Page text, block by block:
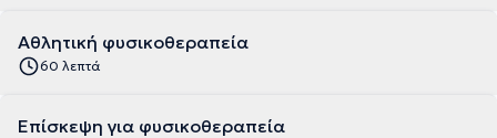
Αθλητική φυσικοθεραπεία
60 λεπτά
Επίσκεψη για φυσικοθεραπεία